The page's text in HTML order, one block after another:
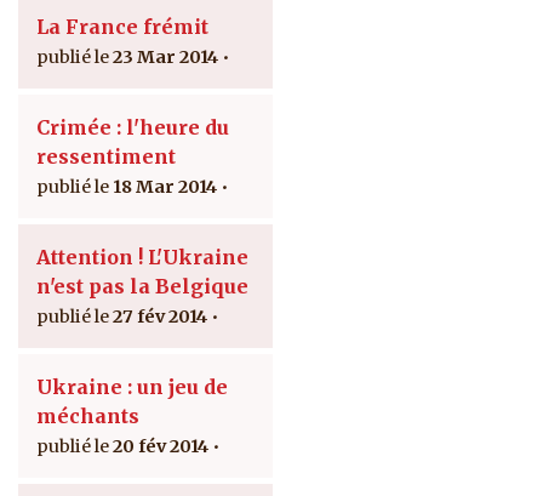
La France frémit
23 Mar 2014
Crimée : l'heure du
ressentiment
18 Mar 2014
Attention ! L'Ukraine
n'est pas la Belgique
27 fév 2014
Ukraine : un jeu de
méchants
20 fév 2014